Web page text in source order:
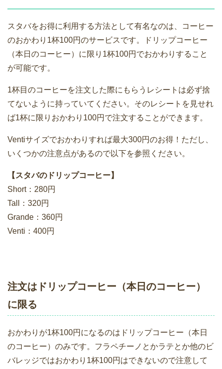
スタバをお得に利用する方法として有名なのは、コーヒー
のおかわり1杯100円のサービスです。ドリップコーヒー
（本日のコーヒー）に限り1杯100円でおかわりすること
が可能です。
1杯目のコーヒーを注文した際にもらうレシートは必ず捨
てないように持っていてください。そのレシートを見せれ
ば1杯に限りおかわり100円で注文することができます。
Ventiサイズでおかわりすれば最大300円のお得！ただし、
いくつかの注意点があるので以下を参照ください。
【スタバのドリップコーヒー】
Short：280円
Tall：320円
Grande：360円
Venti：400円
注文はドリップコーヒー（本日のコーヒー）
に限る
おかわりが1杯100円になるのはドリップコーヒー（本日
のコーヒー）のみです。フラペチーノとかラテとか他のビ
バレッジではおかわり1杯100円はできないので注意して